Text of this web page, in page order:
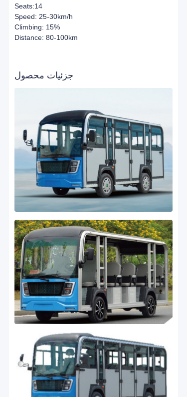
Seats:14
Speed: 25-30km/h
Climbing: 15%
Distance: 80-100km
جزئیات محصول